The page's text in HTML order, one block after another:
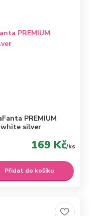
PREMIUM
white silver
169 Kč/ks
Přidat do košíku